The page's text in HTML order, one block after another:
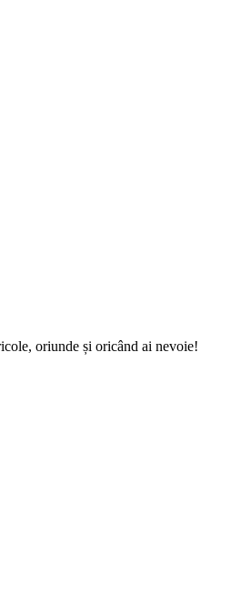
oriunde și oricând ai nevoie!